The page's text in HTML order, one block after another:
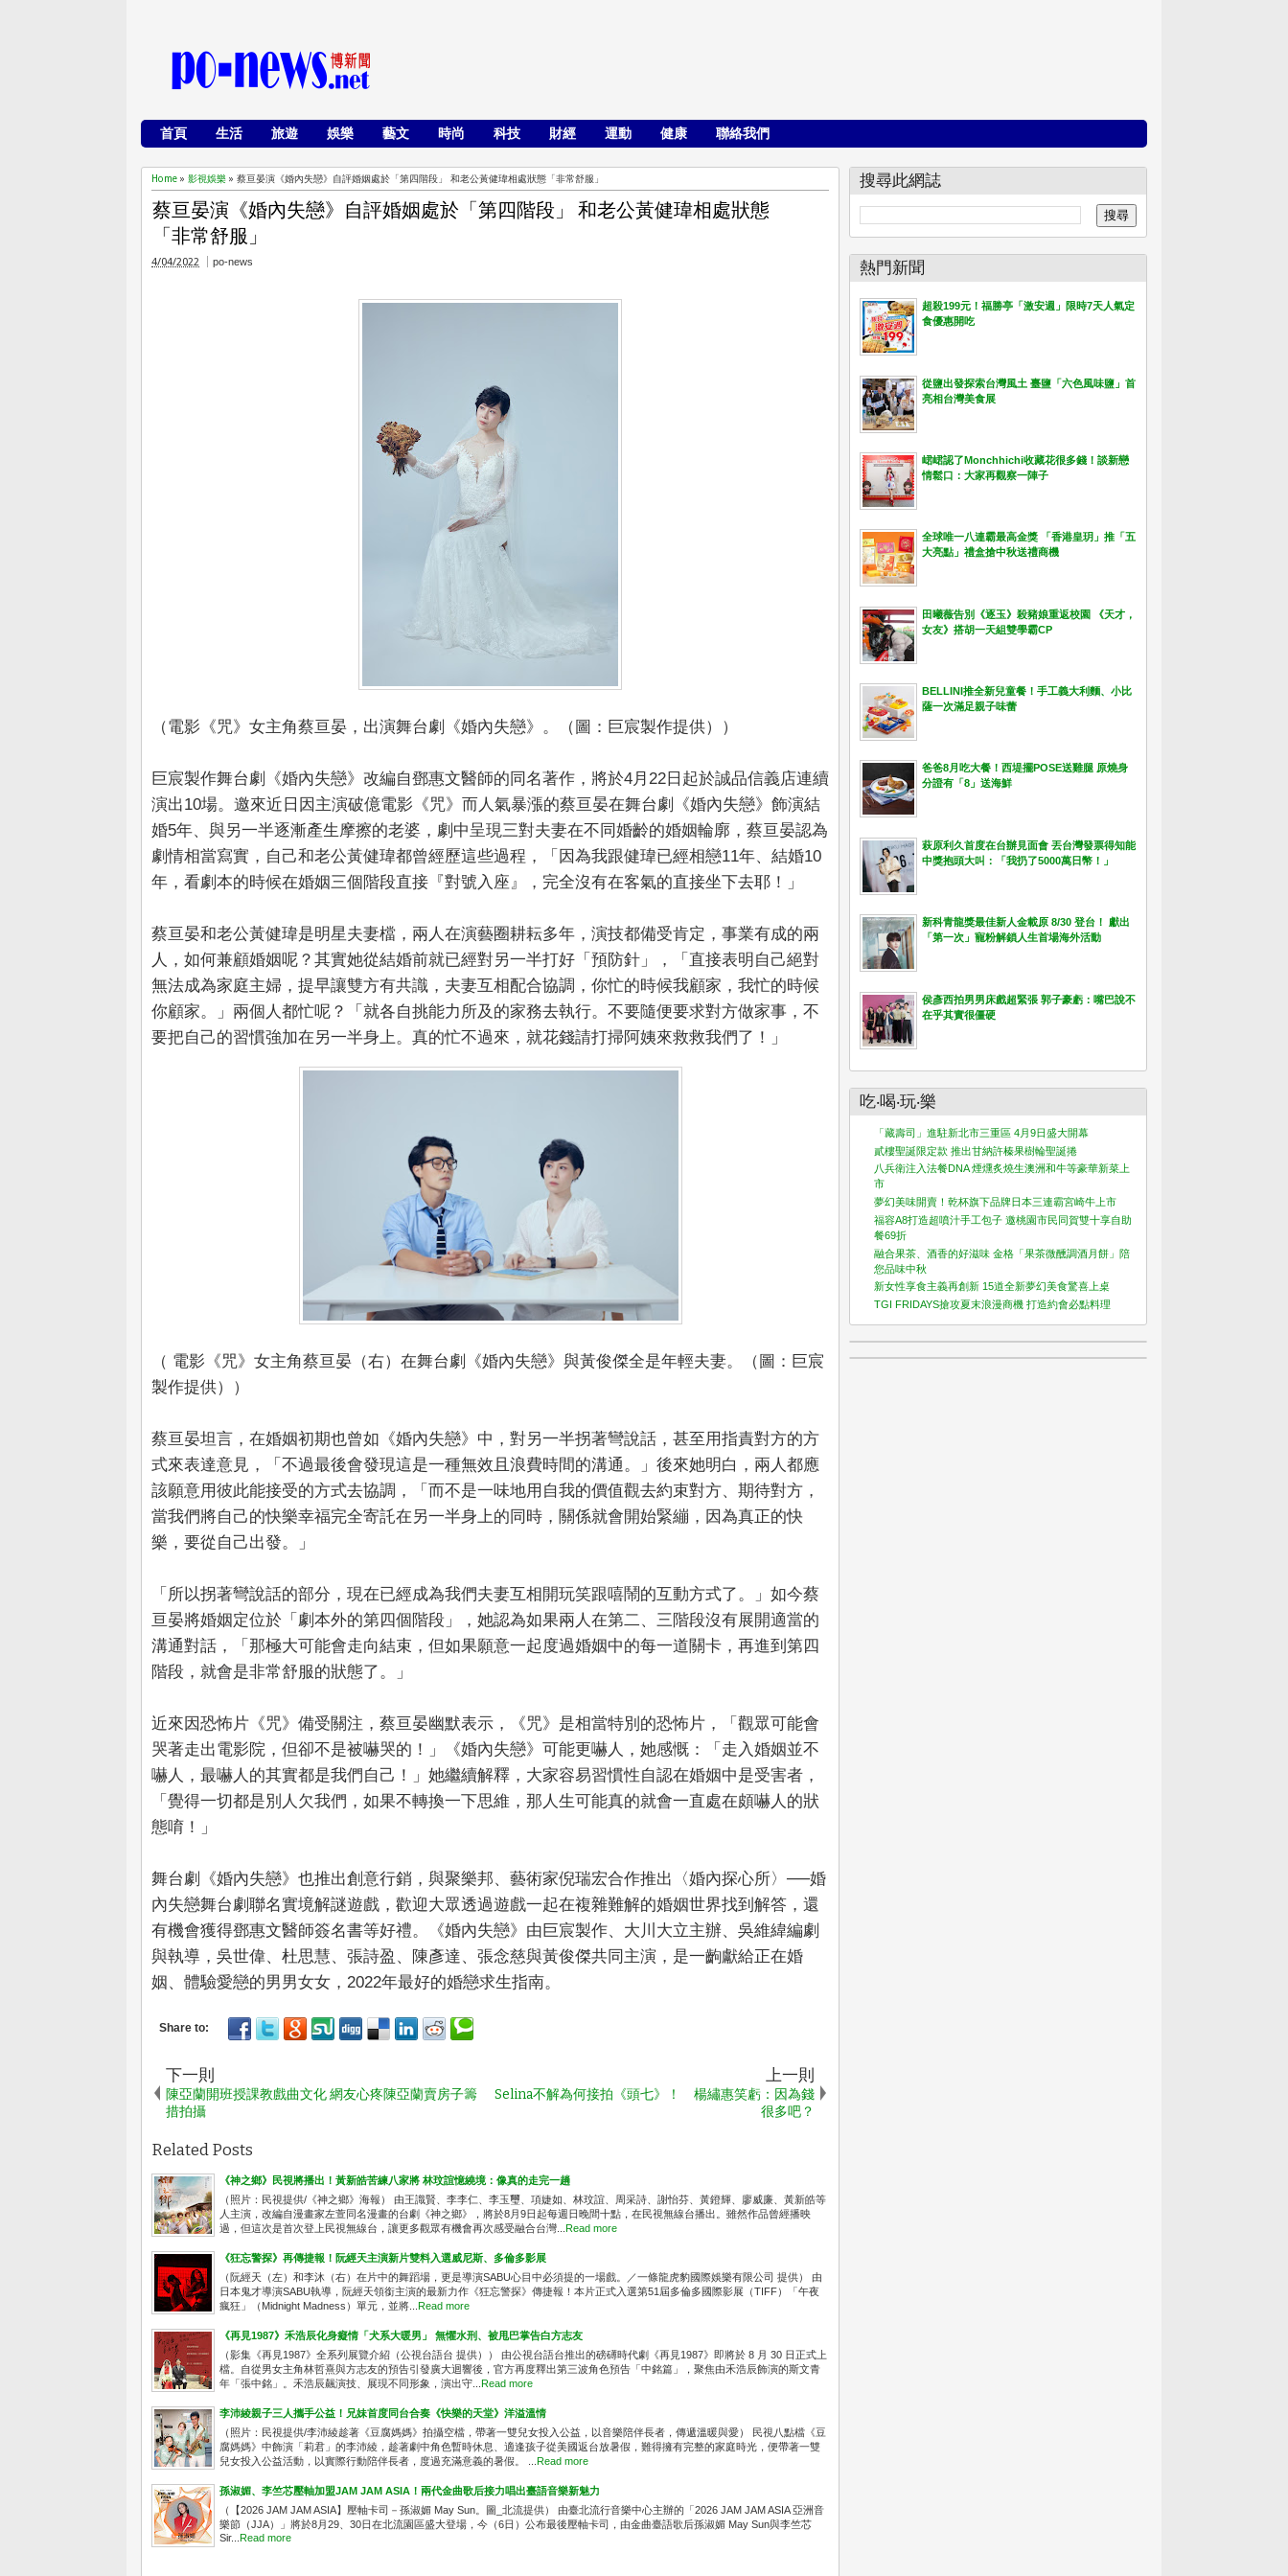
首頁 生活 旅遊 娛樂 藝文 時尚 科技 財經 運動 健康 聯絡我們
Home » 影視娛樂 » 蔡亘晏演《婚內失戀》自評婚姻處於「第四階段」 和老公黃健瑋相處狀態「非常舒服」
蔡亘晏演《婚內失戀》自評婚姻處於「第四階段」 和老公黃健瑋相處狀態
「非常舒服」
4/04/2022 po-news
（電影《咒》女主角蔡亘晏，出演舞台劇《婚內失戀》。（圖：巨宸製作提供））
巨宸製作舞台劇《婚內失戀》改編自鄧惠文醫師的同名著作，將於4月22日起於誠品信義店連續
演出10場。邀來近日因主演破億電影《咒》而人氣暴漲的蔡亘晏在舞台劇《婚內失戀》飾演結
婚5年、與另一半逐漸產生摩擦的老婆，劇中呈現三對夫妻在不同婚齡的婚姻輪廓，蔡亘晏認為
劇情相當寫實，自己和老公黃健瑋都曾經歷這些過程，「因為我跟健瑋已經相戀11年、結婚10
年，看劇本的時候在婚姻三個階段直接『對號入座』，完全沒有在客氣的直接坐下去耶！」
蔡亘晏和老公黃健瑋是明星夫妻檔，兩人在演藝圈耕耘多年，演技都備受肯定，事業有成的兩
人，如何兼顧婚姻呢？其實她從結婚前就已經對另一半打好「預防針」，「直接表明自己絕對
無法成為家庭主婦，提早讓雙方有共識，夫妻互相配合協調，你忙的時候我顧家，我忙的時候
你顧家。」兩個人都忙呢？「就各自挑能力所及的家務去執行。不要隨便要求對方做家事，不
要把自己的習慣強加在另一半身上。真的忙不過來，就花錢請打掃阿姨來救救我們了！」
（ 電影《咒》女主角蔡亘晏（右）在舞台劇《婚內失戀》與黃俊傑全是年輕夫妻。（圖：巨宸
製作提供））
蔡亘晏坦言，在婚姻初期也曾如《婚內失戀》中，對另一半拐著彎說話，甚至用指責對方的方
式來表達意見，「不過最後會發現這是一種無效且浪費時間的溝通。」後來她明白，兩人都應
該願意用彼此能接受的方式去協調，「而不是一味地用自我的價值觀去約束對方、期待對方，
當我們將自己的快樂幸福完全寄託在另一半身上的同時，關係就會開始緊繃，因為真正的快
樂，要從自己出發。」
「所以拐著彎說話的部分，現在已經成為我們夫妻互相開玩笑跟嘻鬧的互動方式了。」如今蔡
亘晏將婚姻定位於「劇本外的第四個階段」，她認為如果兩人在第二、三階段沒有展開適當的
溝通對話，「那極大可能會走向結束，但如果願意一起度過婚姻中的每一道關卡，再進到第四
階段，就會是非常舒服的狀態了。」
近來因恐怖片《咒》備受關注，蔡亘晏幽默表示，《咒》是相當特別的恐怖片，「觀眾可能會
哭著走出電影院，但卻不是被嚇哭的！」《婚內失戀》可能更嚇人，她感慨：「走入婚姻並不
嚇人，最嚇人的其實都是我們自己！」她繼續解釋，大家容易習慣性自認在婚姻中是受害者，
「覺得一切都是別人欠我們，如果不轉換一下思維，那人生可能真的就會一直處在頗嚇人的狀
態唷！」
舞台劇《婚內失戀》也推出創意行銷，與聚樂邦、藝術家倪瑞宏合作推出〈婚內探心所〉──婚
內失戀舞台劇聯名實境解謎遊戲，歡迎大眾透過遊戲一起在複雜難解的婚姻世界找到解答，還
有機會獲得鄧惠文醫師簽名書等好禮。《婚內失戀》由巨宸製作、大川大立主辦、吳維緯編劇
與執導，吳世偉、杜思慧、張詩盈、陳彥達、張念慈與黃俊傑共同主演，是一齣獻給正在婚
姻、體驗愛戀的男男女女，2022年最好的婚戀求生指南。
下一則
陳亞蘭開班授課教戲曲文化 網友心疼陳亞蘭賣房子籌
措拍攝
上一則
Selina不解為何接拍《頭七》！ 楊繡惠笑虧：因為錢
很多吧？
Related Posts
《神之鄉》民視將播出！黃新皓苦練八家將 林玟誼憶繞境：像真的走完一趟
（照片：民視提供/《神之鄉》海報） 由王識賢、李李仁、李玉璽、項婕如、林玟誼、周采詩、謝怡芬、黃鐙輝、廖威廉、黃新皓等
人主演，改編自漫畫家左萱同名漫畫的台劇《神之鄉》，將於8月9日起每週日晚間十點，在民視無線台播出。雖然作品曾經播映
過，但這次是首次登上民視無線台，讓更多觀眾有機會再次感受融合台灣...
Read more
《狂忘警探》再傳捷報！阮經天主演新片雙料入選威尼斯、多倫多影展
（阮經天（左）和李沐（右）在片中的舞蹈場，更是導演SABU心目中必須提的一場戲。／一條龍虎豹國際娛樂有限公司 提供） 由
日本鬼才導演SABU執導，阮經天領銜主演的最新力作《狂忘警探》傳捷報！本片正式入選第51屆多倫多國際影展（TIFF）「午夜
瘋狂」（Midnight Madness）單元，並將...
Read more
《再見1987》禾浩辰化身癡情「犬系大暖男」 無懼水刑、被甩巴掌告白方志友
（影集《再見1987》全系列展覽介紹（公視台語台 提供）） 由公視台語台推出的磅礡時代劇《再見1987》即將於 8 月 30 日正式上
檔。自從男女主角林哲熹與方志友的預告引發廣大迴響後，官方再度釋出第三波角色預告「中銘篇」，聚焦由禾浩辰飾演的斯文青
年「張中銘」。禾浩辰飆演技、展現不同形象，演出守...
Read more
李沛綾親子三人攜手公益！兄妹首度同台合奏《快樂的天堂》洋溢溫情
（照片：民視提供/李沛綾趁著《豆腐媽媽》拍攝空檔，帶著一雙兒女投入公益，以音樂陪伴長者，傳遞溫暖與愛） 民視八點檔《豆
腐媽媽》中飾演「莉君」的李沛綾，趁著劇中角色暫時休息、適逢孩子從美國返台放暑假，難得擁有完整的家庭時光，便帶著一雙
兒女投入公益活動，以實際行動陪伴長者，度過充滿意義的暑假。 ...
Read more
孫淑媚、李竺芯壓軸加盟JAM JAM ASIA！兩代金曲歌后接力唱出臺語音樂新魅力
（【2026 JAM JAM ASIA】壓軸卡司－孫淑媚 May Sun。圖_北流提供） 由臺北流行音樂中心主辦的「2026 JAM JAM ASIA 亞洲音
樂節（JJA）」將於8月29、30日在北流園區盛大登場，今（6日）公布最後壓軸卡司，由金曲臺語歌后孫淑媚 May Sun與李竺芯
Sir...
Read more
搜尋此網誌
熱門新聞
超殺199元！福勝亭「激安週」限時7天人氣定
食優惠開吃
從鹽出發探索台灣風土 臺鹽「六色風味鹽」首
亮相台灣美食展
峮峮認了Monchhichi收藏花很多錢！談新戀
情鬆口：大家再觀察一陣子
全球唯一八連霸最高金獎 「香港皇玥」推「五
大亮點」禮盒搶中秋送禮商機
田曦薇告別《逐玉》殺豬娘重返校園 《天才，
女友》搭胡一天組雙學霸CP
BELLINI推全新兒童餐！手工義大利麵、小比
薩一次滿足親子味蕾
爸爸8月吃大餐！西堤擺POSE送雞腿 原燒身
分證有「8」送海鮮
萩原利久首度在台辦見面會 丟台灣發票得知能
中獎抱頭大叫：「我扔了5000萬日幣！」
新科青龍獎最佳新人金載原 8/30 登台！ 獻出
「第一次」寵粉解鎖人生首場海外活動
侯彥西拍男男床戲超緊張 郭子豪虧：嘴巴說不
在乎其實很僵硬
吃‧喝‧玩‧樂
「藏壽司」進駐新北市三重區 4月9日盛大開幕
貳樓聖誕限定款 推出甘納許榛果樹輪聖誕捲
八兵衛注入法餐DNA 煙燻炙燒生澳洲和牛等豪華新菜上
市
夢幻美味開賣！乾杯旗下品牌日本三連霸宮崎牛上市
福容A8打造超噴汁手工包子 邀桃園市民同賀雙十享自助
餐69折
融合果茶、酒香的好滋味 金格「果茶微醺調酒月餅」陪
您品味中秋
新女性享食主義再創新 15道全新夢幻美食驚喜上桌
TGI FRIDAYS搶攻夏末浪漫商機 打造約會必點料理